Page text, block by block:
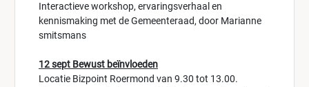
Interactieve workshop, ervaringsverhaal en
kennismaking met de Gemeenteraad, door Marianne
smitsmans
12 sept Bewust beïnvloeden
Locatie Bizpoint Roermond van 9.30 tot 13.00.